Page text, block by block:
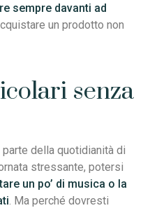
sempre davanti ad
un prodotto non
senza
della quotidianità di
stressante, potersi
un po’ di musica o la
. Ma perché dovresti